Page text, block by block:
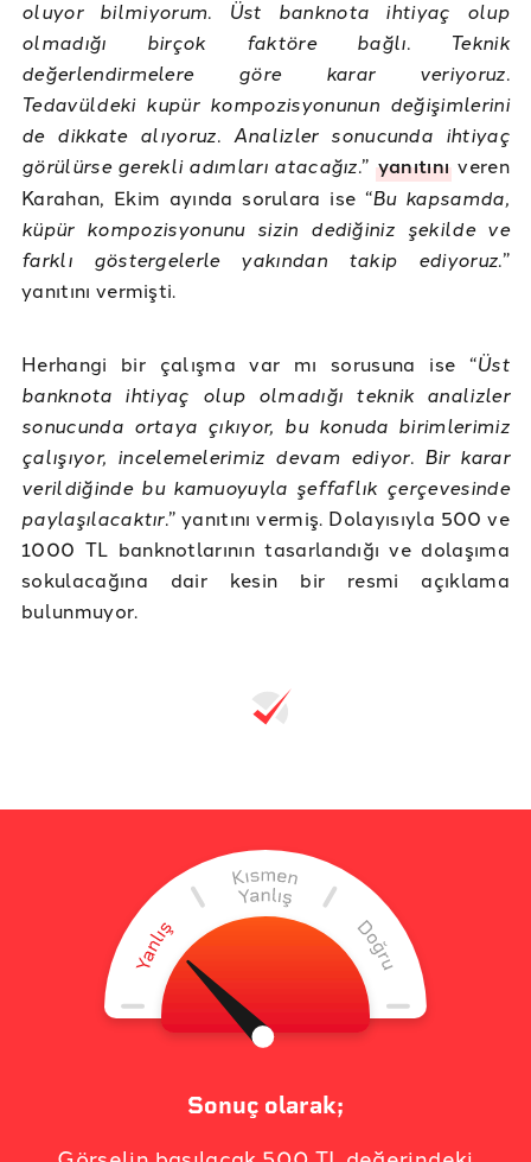
oluyor bilmiyorum. Üst banknota ihtiyaç olup
olmadığı birçok faktöre bağlı. Teknik
değerlendirmelere göre karar veriyoruz.
Tedavüldeki kupür kompozisyonunun değişimlerini
de dikkate alıyoruz. Analizler sonucunda ihtiyaç
görülürse gerekli adımları atacağız.” yanıtını veren
Karahan, Ekim ayında sorulara ise “Bu kapsamda,
küpür kompozisyonunu sizin dediğiniz şekilde ve
farklı göstergelerle yakından takip ediyoruz.”
yanıtını vermişti.
Herhangi bir çalışma var mı sorusuna ise “Üst
banknota ihtiyaç olup olmadığı teknik analizler
sonucunda ortaya çıkıyor, bu konuda birimlerimiz
çalışıyor, incelemelerimiz devam ediyor. Bir karar
verildiğinde bu kamuoyuyla şeffaflık çerçevesinde
paylaşılacaktır.” yanıtını vermiş. Dolayısıyla 500 ve
1000 TL banknotlarının tasarlandığı ve dolaşıma
sokulacağına dair kesin bir resmi açıklama
bulunmuyor.
Sonuç olarak;